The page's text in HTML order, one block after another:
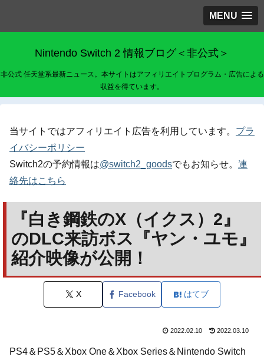
MENU
Nintendo Switch 2 情報ブログ＜非公式＞
非公式 任天堂系最新ニュース。本サイトはアフィリエイトプログラム・広告による
収益を得ています。
当サイトではアフィリエイト広告を利用しています。 プラ
イバシーポリシー
Switch2の予約情報は@switch2_goodsでもお知らせ。 連
絡先はこちら
『白き鋼鉄のX（イクス）2』
のDLC来訪ボス『ヤン・ユモ』
紹介映像が公開！
X Facebook はてブ
2022.02.10 2022.03.10
PS4＆PS5＆Xbox One＆Xbox Series＆Nintendo Switch